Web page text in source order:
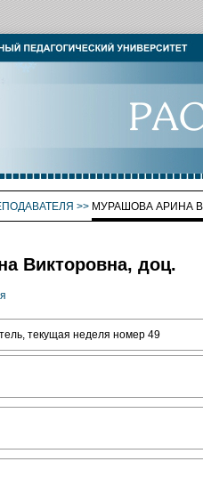
>> МУРАШОВА АРИНА
Викторовна, доц.
текущая неделя номер 49